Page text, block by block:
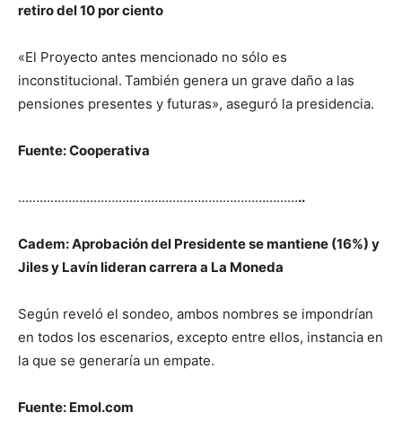
retiro del 10 por ciento
«El Proyecto antes mencionado no sólo es
inconstitucional. También genera un grave daño a las
pensiones presentes y futuras», aseguró la presidencia.
Fuente: Cooperativa
……………………………………………………………………..
Cadem: Aprobación del Presidente se mantiene (16%) y
Jiles y Lavín lideran carrera a La Moneda
Según reveló el sondeo, ambos nombres se impondrían
en todos los escenarios, excepto entre ellos, instancia en
la que se generaría un empate.
Fuente: Emol.com